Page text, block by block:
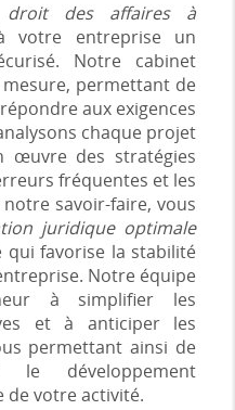
droit des affaires à
entreprise un
Notre cabinet
permettant de
aux exigences
chaque projet
œuvre des stratégies
fréquentes et les
savoir-faire, vous
juridique optimale
qui favorise la stabilité
Notre équipe
à simplifier les
et à anticiper les
permettant ainsi de
développement
de votre activité.